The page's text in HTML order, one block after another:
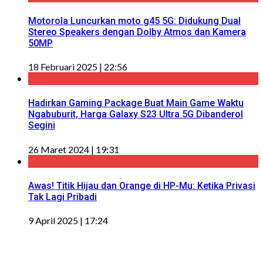
Motorola Luncurkan moto g45 5G: Didukung Dual
Stereo Speakers dengan Dolby Atmos dan Kamera
50MP
18 Februari 2025 | 22:56
Hadirkan Gaming Package Buat Main Game Waktu
Ngabuburit, Harga Galaxy S23 Ultra 5G Dibanderol
Segini
26 Maret 2024 | 19:31
Awas! Titik Hijau dan Orange di HP-Mu: Ketika Privasi
Tak Lagi Pribadi
9 April 2025 | 17:24